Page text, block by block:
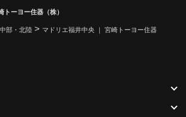
ーヨー住器（株）
中部・北陸 > マドリエ福井中央 ｜ 宮崎トーヨー住器